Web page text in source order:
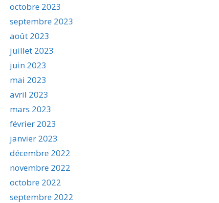
octobre 2023
septembre 2023
août 2023
juillet 2023
juin 2023
mai 2023
avril 2023
mars 2023
février 2023
janvier 2023
décembre 2022
novembre 2022
octobre 2022
septembre 2022